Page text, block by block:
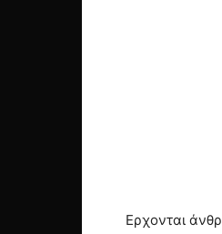
Ερχονται